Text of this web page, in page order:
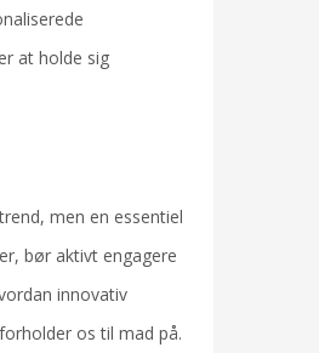
at holde sig
men en essentiel
bør aktivt engagere
innovativ
os til mad på.